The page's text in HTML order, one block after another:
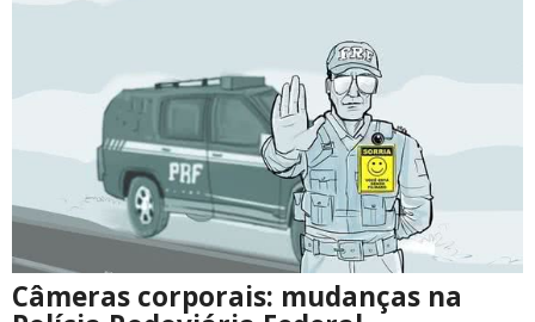
Câmeras corporais: mudanças na